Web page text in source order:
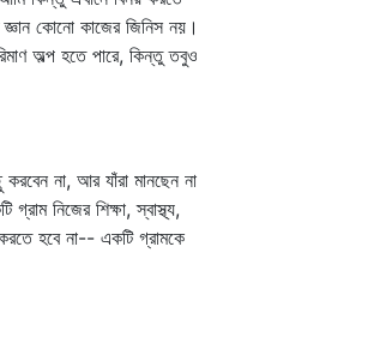
জ্ঞান কোনো কাজের জিনিস নয়।
অল্প হতে পারে, কিন্তু তবুও
না, আর যাঁরা মানছেন না
নিজের শিক্ষা, স্বাস্থ্য,
হবে না-- একটি গ্রামকে